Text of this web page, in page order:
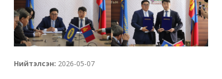
Нийтэлсэн: 2026-05-07